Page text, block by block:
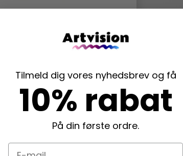
Tilmeld dig vores nyhedsbrev og få
10% rabat
På din første ordre.
E-mail